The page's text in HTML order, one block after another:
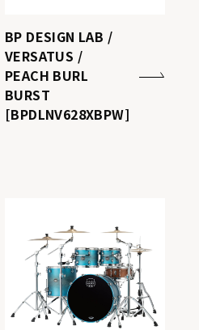
BP DESIGN LAB /
VERSATUS /
PEACH BURL
BURST
[BPDLNV628XBPW]